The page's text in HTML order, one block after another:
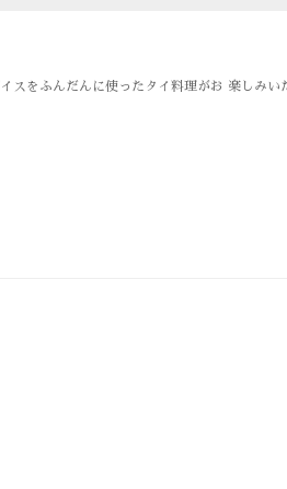
スをふんだんに使ったタイ料理がお 楽しみい